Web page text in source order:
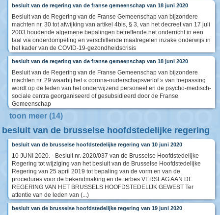
besluit van de regering van de franse gemeenschap van 18 juni 2020
Besluit van de Regering van de Franse Gemeenschap van bijzondere
machten nr. 30 tot afwijking van artikel 4bis, § 3, van het decreet van 17 juli
2003 houdende algemene bepalingen betreffende het onderricht in een
taal via onderdompeling en verschillende maatregelen inzake onderwijs in
het kader van de COVID-19-gezondheidscrisis
besluit van de regering van de franse gemeenschap van 18 juni 2020
Besluit van de Regering van de Franse Gemeenschap van bijzondere
machten nr. 29 waarbij het « corona-ouderschapsverlof » van toepassing
wordt op de leden van het onderwijzend personeel en de psycho-medisch-
sociale centra georganiseerd of gesubsidieerd door de Franse
Gemeenschap
toon meer (14)
besluit van de brusselse hoofdstedelijke regering
besluit van de brusselse hoofdstedelijke regering van 10 juni 2020
10 JUNI 2020. - Besluit nr. 2020/037 van de Brusselse Hoofdstedelijke
Regering tot wijziging van het besluit van de Brusselse Hoofdstedelijke
Regering van 25 april 2019 tot bepaling van de vorm en van de
procedures voor de bekendmaking en de terbes VERSLAG AAN DE
REGERING VAN HET BRUSSELS HOOFDSTEDELIJK GEWEST Ter
attentie van de leden van (...)
besluit van de brusselse hoofdstedelijke regering van 19 juni 2020